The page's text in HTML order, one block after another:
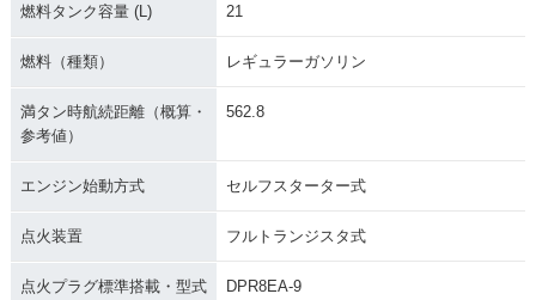
2007年 CB1300 SU
マイナーチェンジ
ーチェンジ
カラーチェンジ
燃料タンク容量 (L) 21
燃料（種類） レギュラーガソリン
満タン時航続距離（概算・
参考値）
562.8
エンジン始動方式 セルフスターター式
点火装置 フルトランジスタ式
点火プラグ標準搭載・型式 DPR8EA-9